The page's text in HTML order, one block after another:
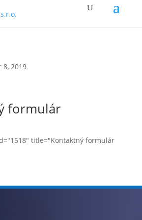
8, 2019
formulár
title="Kontaktný formulár